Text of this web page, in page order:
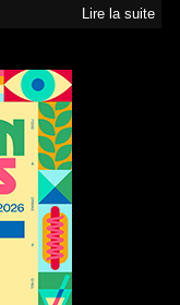
Lire la suite